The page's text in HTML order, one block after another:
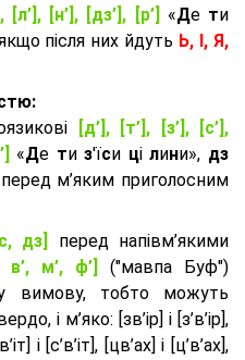
[л’], [н’], [дз’], [р’]
«Де ти
після них йдуть Ь, І, Я,
[д’], [т’], [з’], [с’],
«Де тиз'їси цілини», дз
м’яким приголосним
дз]
перед напівм’якими
в’, м’, ф’]
("мавпа Буф")
вимову, тобто можуть
і м’яко: [зв’ір] і [з’в’ір],
і [с’в’іт], [цв’ах] і [ц’в’ах],